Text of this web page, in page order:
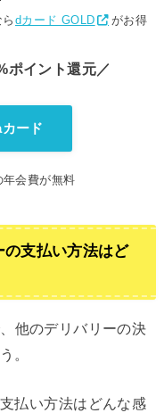
dカード GOLD がお得
ポイント還元／
ード
会費が無料
の支払い方法はど
他のデリバリーの決
。
払い方法はどんな感